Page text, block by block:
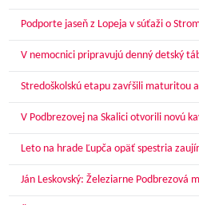
Podporte jaseň z Lopeja v súťaži o
V nemocnici pripravujú denný detský
Stredoškolskú etapu zavŕšili maturitou
V Podbrezovej na Skalici otvorili novú
Leto na hrade Ľupča opäť spestria
Ján Leskovský: Železiarne Podbrezová